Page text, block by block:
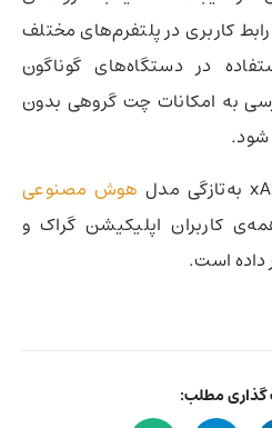
کاربری در پلتفرم‌های مختلف
در دستگاه‌های گوناگون
به امکانات چت گروهی بدون
شود.
هوش مصنوعی
کاربران اپلیکیشن گراک و
است.
گذاری مطلب: